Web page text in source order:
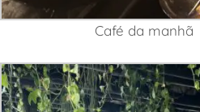
Café da manhã